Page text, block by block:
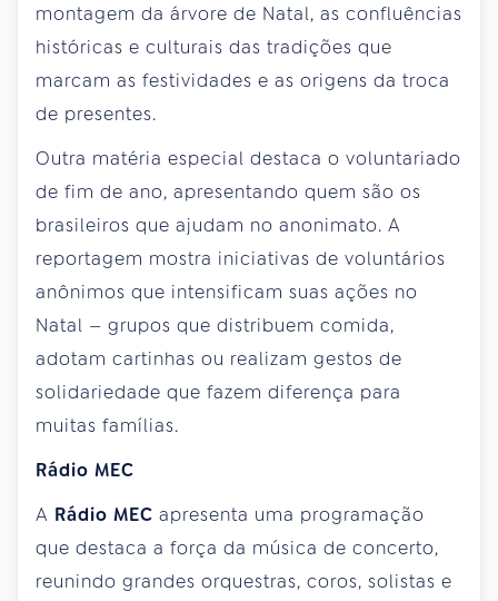
montagem da árvore de Natal, as confluências
históricas e culturais das tradições que
marcam as festividades e as origens da troca
de presentes.
Outra matéria especial destaca o voluntariado
de fim de ano, apresentando quem são os
brasileiros que ajudam no anonimato. A
reportagem mostra iniciativas de voluntários
anônimos que intensificam suas ações no
Natal — grupos que distribuem comida,
adotam cartinhas ou realizam gestos de
solidariedade que fazem diferença para
muitas famílias.
Rádio MEC
A Rádio MEC apresenta uma programação
que destaca a força da música de concerto,
reunindo grandes orquestras, coros, solistas e